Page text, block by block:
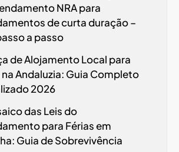
NRApara
de curta duração –
a passo
de Alojamento Local para
na Andaluzia: Guia Completo
2026
das Leis do
para Férias em
Guia de Sobrevivência